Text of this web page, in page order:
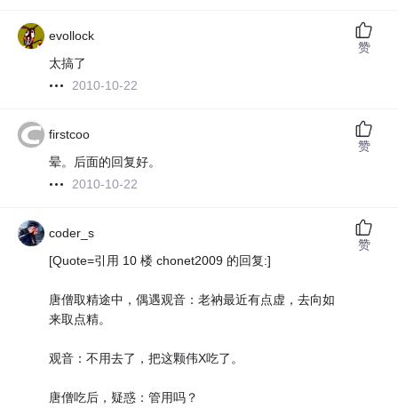
evollock
太搞了
2010-10-22
赞
firstcoo
晕。后面的回复好。
2010-10-22
赞
coder_s
[Quote=引用 10 楼 chonet2009 的回复:]
唐僧取精途中，偶遇观音：老衲最近有点虚，去向如
来取点精。
观音：不用去了，把这颗伟X吃了。
唐僧吃后，疑惑：管用吗？
赞